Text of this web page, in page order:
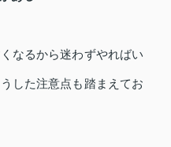
なるから迷わずやればい
した注意点も踏まえてお